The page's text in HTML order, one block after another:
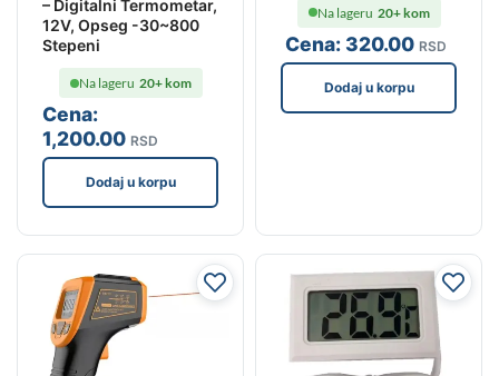
– Digitalni Termometar,
12V, Opseg -30~800
Stepeni
Cena:
1,200.00 RSD
Na lageru 20+ kom
Dodaj u korpu
Cena:320.00 RSD
Na lageru 20+ kom
Dodaj u korpu